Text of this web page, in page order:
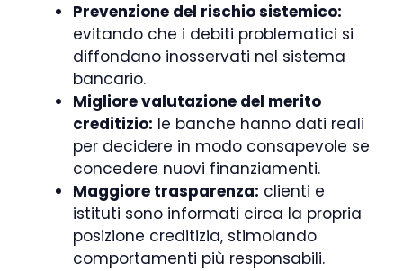
Prevenzione del rischio sistemico:
evitando che i debiti problematici si
diffondano inosservati nel sistema
bancario.
Migliore valutazione del merito
creditizio: le banche hanno dati reali
per decidere in modo consapevole se
concedere nuovi finanziamenti.
Maggiore trasparenza: clienti e
istituti sono informati circa la propria
posizione creditizia, stimolando
comportamenti più responsabili.